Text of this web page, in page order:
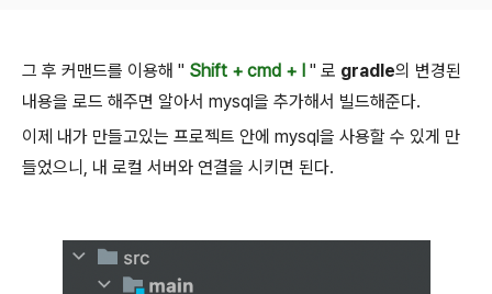
그 후 커맨드를 이용해 " Shift + cmd + I " 로 gradle의 변경된
내용을 로드 해주면 알아서 mysql을 추가해서 빌드해준다.
이제 내가 만들고있는 프로젝트 안에 mysql을 사용할 수 있게 만
들었으니, 내 로컬 서버와 연결을 시키면 된다.